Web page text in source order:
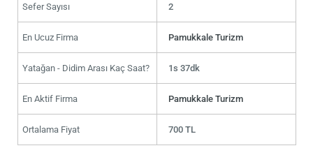
Sefer Sayısı 2
En Ucuz Firma Pamukkale Turizm
Yatağan - Didim Arası Kaç Saat? 1s 37dk
En Aktif Firma Pamukkale Turizm
Ortalama Fiyat 700 TL